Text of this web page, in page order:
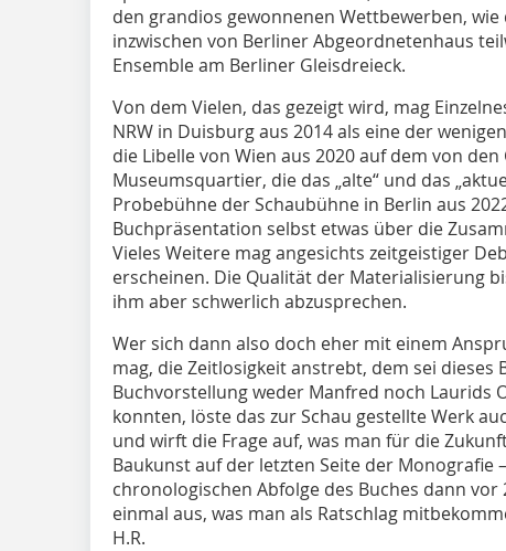
den grandios gewonnenen Wettbewerben,
inzwischen von Berliner Abgeordnetenhaus
Ensemble am Berliner Gleisdreieck.
Von dem Vielen, das gezeigt wird, mag
NRW in Duisburg aus 2014 als eine der
die Libelle von Wien aus 2020 auf dem von
Museumsquartier, die das „alte“ und das
Probebühne der Schaubühne in Berlin aus
Buchpräsentation selbst etwas über die
Vieles Weitere mag angesichts zeitgeistiger
erscheinen. Die Qualität der Materialisierung
ihm aber schwerlich abzusprechen.
Wer sich dann also doch eher mit einem
mag, die Zeitlosigkeit anstrebt, dem sei dieses
Buchvorstellung weder Manfred noch Laurids
konnten, löste das zur Schau gestellte Werk
und wirft die Frage auf, was man für die
Baukunst auf der letzten Seite der Monografie
chronologischen Abfolge des Buches dann vor
einmal aus, was man als Ratschlag
H.R.